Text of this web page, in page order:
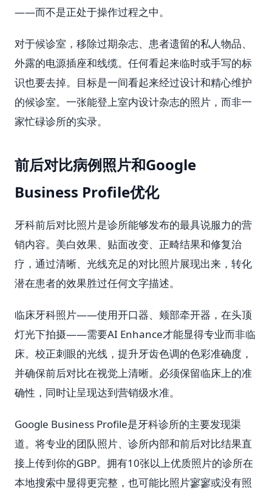
——而不是正处于操作过程之中。
对于候诊室，移除过期杂志、患者遗留的私人物品、
外露的电源插座和线缆。任何看起来临时或手写的标
识也要去掉。目标是一间看起来经过设计和精心维护
的候诊室。一张能登上室内设计杂志的照片，而非一
家忙碌诊所的实录。
前后对比病例照片和Google
Business Profile优化
牙科前后对比照片是诊所能够发布的最具说服力的营
销内容。美白效果、贴面改变、正畸结果和修复治
疗，通过清晰、光线充足的对比照片展现出来，转化
潜在患者的效果胜过任何文字描述。
临床牙科照片——使用开口器、颊部牵开器，在头顶
灯光下拍摄——需要AI Enhance才能显得专业而非临
床。校正刺眼的光线，提升牙齿色调的色彩准确度，
并确保前后对比在视觉上清晰。必须保留临床上的准
确性，同时让呈现达到营销级水准。
Google Business Profile是牙科诊所的主要发现渠
道。将专业的团队照片、诊所内部和前后对比结果直
接上传到你的GBP。拥有10张以上优质照片的诊所在
本地搜索中显得更完整，也可能比照片寥寥或没有照